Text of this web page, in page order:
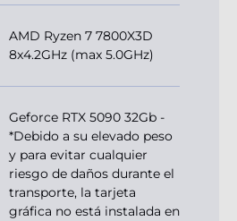
AMD Ryzen 7 7800X3D
8x4.2GHz (max 5.0GHz)
Geforce RTX 5090 32Gb -
*Debido a su elevado peso
y para evitar cualquier
riesgo de daños durante el
transporte, la tarjeta
gráfica no está instalada en